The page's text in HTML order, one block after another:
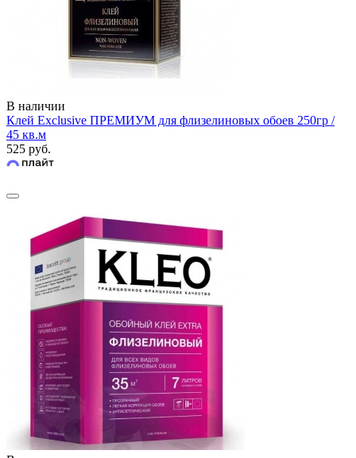
В наличии
Клей Exclusive ПРЕМИУМ для флизелиновых обоев 250гр /
45 кв.м
525 руб.